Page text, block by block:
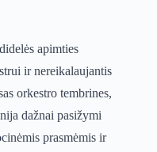
apimties
ir nereikalaujantis
orkestro tembrines,
dažnai pasižymi
prasmėmis ir